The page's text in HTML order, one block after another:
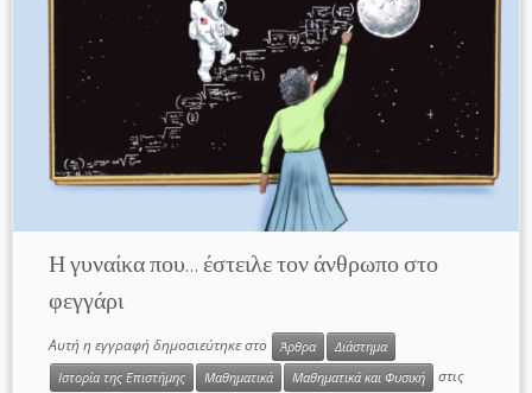
Η γυναίκα που… έστειλε τον άνθρωπο στο
φεγγάρι
Αυτή η εγγραφή δημοσιεύτηκε στο Άρθρα
Διάστημα
Ιστορία της Επιστήμης
Μαθηματικά Μαθηματικά και Φυσική
στις